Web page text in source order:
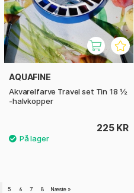
AQUAFINE
Akvarelfarve Travel set Tin 18 ½
-halvkopper
225 KR
5 6 7 8 Næste »